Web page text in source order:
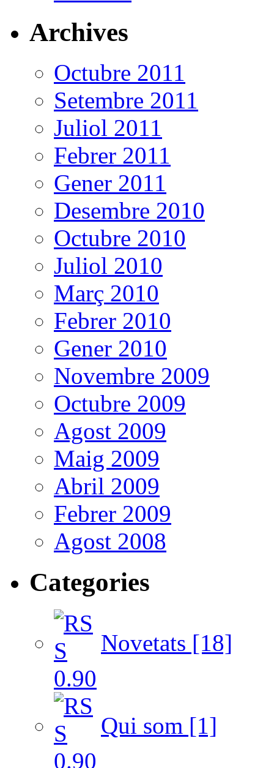
Archives
Octubre 2011
Setembre 2011
Juliol 2011
Febrer 2011
Gener 2011
Desembre 2010
Octubre 2010
Juliol 2010
Març 2010
Febrer 2010
Gener 2010
Novembre 2009
Octubre 2009
Agost 2009
Maig 2009
Abril 2009
Febrer 2009
Agost 2008
Categories
Novetats [18]
Qui som [1]